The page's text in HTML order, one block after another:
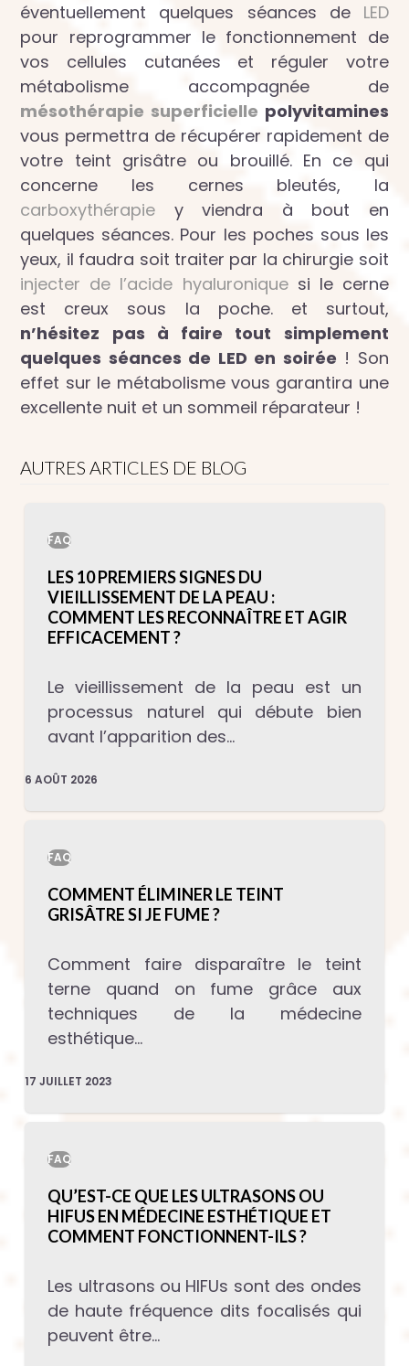
éventuellement quelques séances de LED
pour reprogrammer le fonctionnement de
vos cellules cutanées et réguler votre
métabolisme accompagnée de
mésothérapie superficielle polyvitamines
vous permettra de récupérer rapidement de
votre teint grisâtre ou brouillé. En ce qui
concerne les cernes bleutés, la
carboxythérapie y viendra à bout en
quelques séances. Pour les poches sous les
yeux, il faudra soit traiter par la chirurgie soit
injecter de l’acide hyaluroniquesi le cerne
est creux sous la poche. et surtout,
n’hésitez pas à faire tout simplement
quelques séances de LED en soirée ! Son
effet sur le métabolisme vous garantira une
excellente nuit et un sommeil réparateur !
AUTRES ARTICLES DE BLOG
FAQ
LES 10 PREMIERS SIGNES DU
VIEILLISSEMENT DE LA PEAU :
COMMENT LES RECONNAÎTRE ET AGIR
EFFICACEMENT ?
Le vieillissement de la peau est un
processus naturel qui débute bien
avant l’apparition des…
6 AOÛT 2026
FAQ
COMMENT ÉLIMINER LE TEINT
GRISÂTRE SI JE FUME ?
Comment faire disparaître le teint
terne quand on fume grâce aux
techniques de la médecine
esthétique…
17 JUILLET 2023
FAQ
QU’EST-CE QUE LES ULTRASONS OU
HIFUS EN MÉDECINE ESTHÉTIQUE ET
COMMENT FONCTIONNENT-ILS ?
Les ultrasons ou HIFUs sont des ondes
de haute fréquence dits focalisés qui
peuvent être…